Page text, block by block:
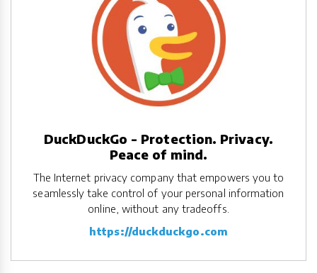
DuckDuckGo - Protection. Privacy.
Peace of mind.
The Internet privacy company that empowers you to
seamlessly take control of your personal information
online, without any tradeoffs.
https://duckduckgo.com